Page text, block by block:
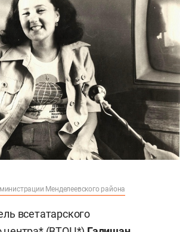
Менделеевского района
всетатарского